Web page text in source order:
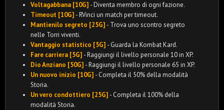
Voltagabbana [10G] - Diventa membro di ogni fazione.
Timeout [10G] - RVinci un match per timeout.
Mantienilo segreto [25G] - Trova uno scontro segreto
nelle Torri viventi.
Vantaggio statistico [5G] - Guarda la Kombat Kard.
Fare carriera [5G] - Raggiungi il livello personale 10 in XP.
Dio Anziano [50G] - Raggiungi il livello personale 65 in XP.
Un nuovo inizio [10G] - Completa il 50% della modalità
Storia.
Un vero condottiero [25G] - Completa il 100% della
modalità Storia.